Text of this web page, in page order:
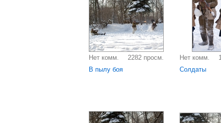
Нет комм.
2282 просм.
В пылу боя
Нет комм.
Солдаты